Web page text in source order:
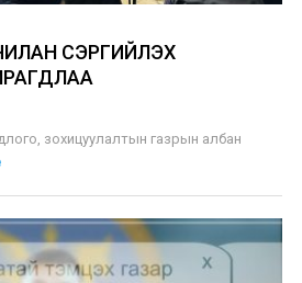
СЭРГИЙЛЭХ
зохицуулалтын газрын албан